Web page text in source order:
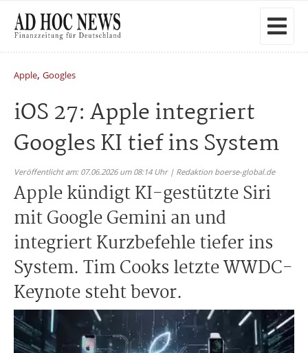
Apple, Googles
iOS 27: Apple integriert
Googles KI tief ins System
Veröffentlicht am: 07.06.2026 um 08:14 Uhr | Redaktion boerse-global.de
Apple kündigt KI-gestützte Siri
mit Google Gemini an und
integriert Kurzbefehle tiefer ins
System. Tim Cooks letzte WWDC-
Keynote steht bevor.